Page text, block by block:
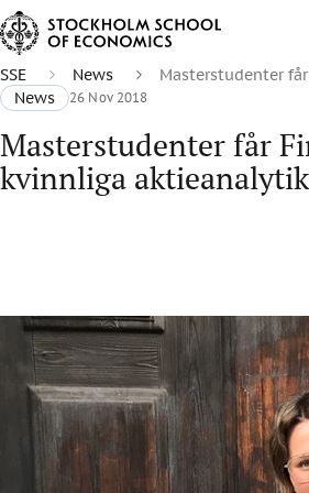
SSE News
Masterstudenter
News
26 Nov 2018
Masterstudenter får
kvinnliga